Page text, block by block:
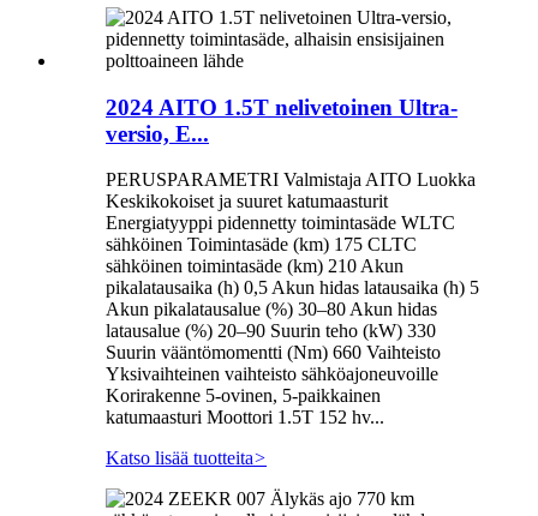
2024 AITO 1.5T nelivetoinen Ultra-
versio, E...
PERUSPARAMETRI Valmistaja AITO Luokka
Keskikokoiset ja suuret katumaasturit
Energiatyyppi pidennetty toimintasäde WLTC
sähköinen Toimintasäde (km) 175 CLTC
sähköinen toimintasäde (km) 210 Akun
pikalatausaika (h) 0,5 Akun hidas latausaika (h) 5
Akun pikalatausalue (%) 30–80 Akun hidas
latausalue (%) 20–90 Suurin teho (kW) 330
Suurin vääntömomentti (Nm) 660 Vaihteisto
Yksivaihteinen vaihteisto sähköajoneuvoille
Korirakenne 5-ovinen, 5-paikkainen
katumaasturi Moottori 1.5T 152 hv...
Katso lisää tuotteita>